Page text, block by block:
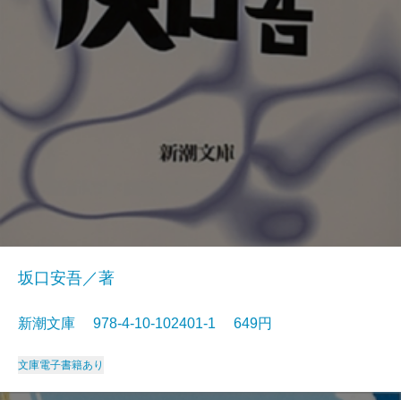
坂口安吾／著
新潮文庫 978-4-10-102401-1 649円
文庫電子書籍あり